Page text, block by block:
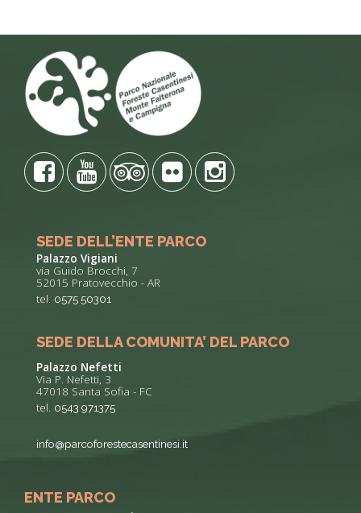
SEDE DELL’ENTE PARCO
Palazzo Vigiani
via Guido Brocchi, 7
52015 Pratovecchio - AR
tel. 0575 50301
SEDE DELLA COMUNITA’ DEL PARCO
Palazzo Nefetti
Via P. Nefetti, 3
47018 Santa Sofia - FC
tel. 0543 971375
info@parcoforestecasentinesi.it
ENTE PARCO